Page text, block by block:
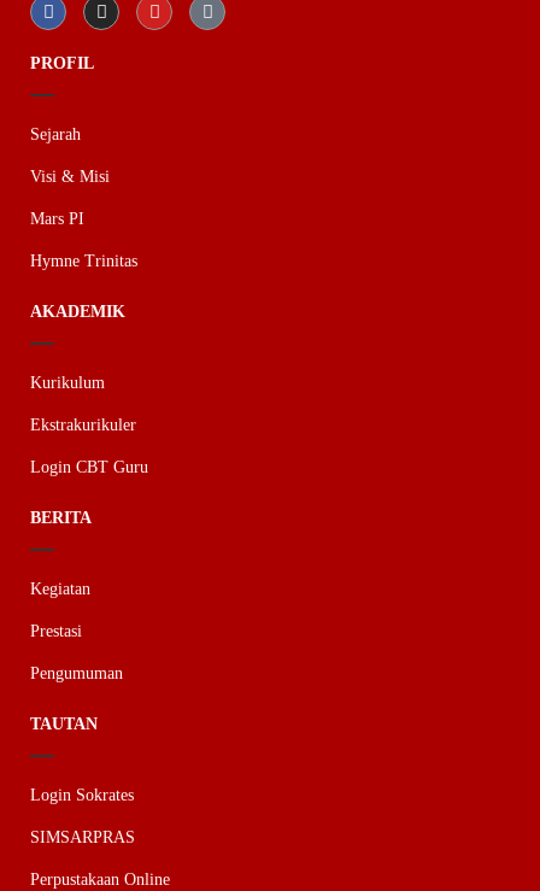
PROFIL
Sejarah
Visi & Misi
Mars PI
Hymne Trinitas
AKADEMIK
Kurikulum
Ekstrakurikuler
Login CBT Guru
BERITA
Kegiatan
Prestasi
Pengumuman
TAUTAN
Login Sokrates
SIMSARPRAS
Perpustakaan Online